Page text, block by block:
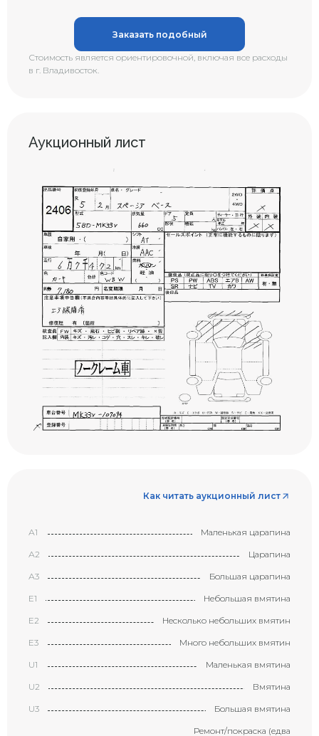
Стоимость является ориентировочной, включая все расходы
в г. Владивосток.
Заказать подобный
Аукционный лист
Как читать аукционный лист
А1 Маленькая царапина
А2 Царапина
А3 Большая царапина
Е1 Небольшая вмятина
Е2 Несколько небольших вмятин
Е3 Много небольших вмятин
U1 Маленькая вмятина
U2 Вмятина
U3 Большая вмятина
Ремонт/покраска (едва